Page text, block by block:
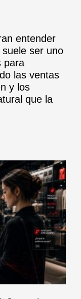
entender
ser uno
para
las ventas
y los
que la